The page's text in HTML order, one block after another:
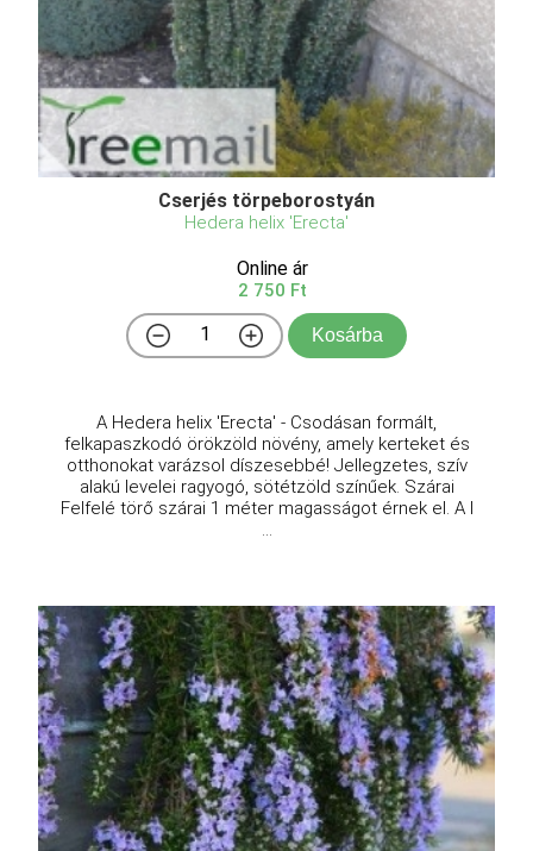
Cserjés törpeborostyán
Hedera helix 'Erecta'
Online ár
2 750 Ft
Kosárba
A Hedera helix 'Erecta' - Csodásan formált,
felkapaszkodó örökzöld növény, amely kerteket és
otthonokat varázsol díszesebbé! Jellegzetes, szív
alakú levelei ragyogó, sötétzöld színűek. Szárai
Felfelé törő szárai 1 méter magasságot érnek el. A l
...